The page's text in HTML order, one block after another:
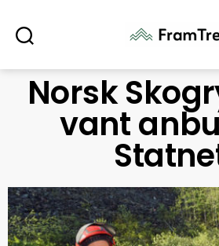
Norsk
vant